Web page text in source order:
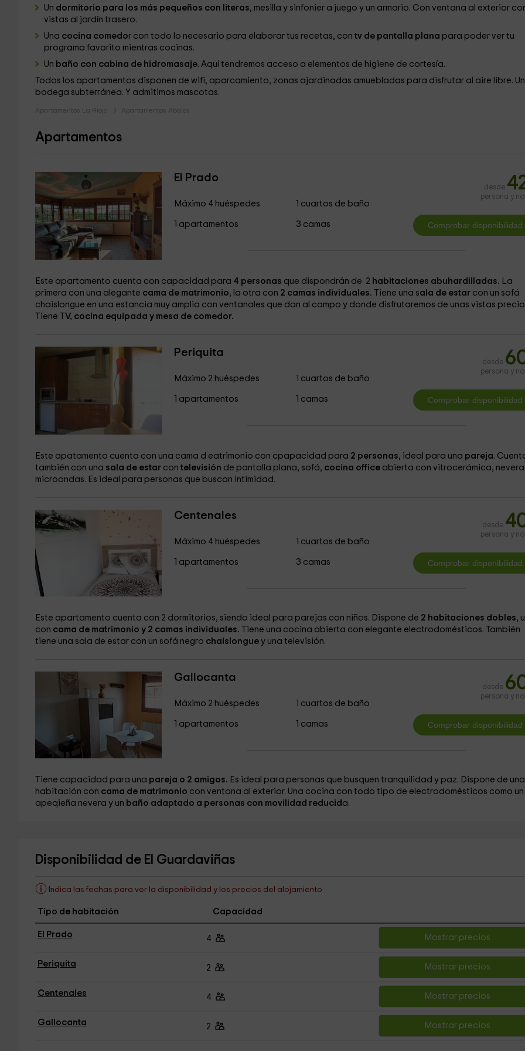
Un dormitorio para los más pequeños con literas, mesilla y sinfonier a juego y un armario. Con ventana al exterior
vistas al jardín trasero.
Una cocina comedor con todo lo necesario para elaborar tus recetas, con tv de pantalla plana para poder ver tu
programa favorito mientras cocinas.
Un baño con cabina de hidromasaje. Aquí tendremos acceso a elementos de higiene de cortesía.
Todos los apartamentos disponen de wifi, aparcamiento, zonas ajardinadas amuebladas para disfrutar al aire libre.
bodega subterránea. Y admitimos mascotas.
Apartamentos La Rioja Apartamentos Abalos
Apartamentos
El Prado
Máximo 4 huéspedes
1 apartamentos
1 cuartos de baño
3 camas
desde
persona y
Este apartamento cuenta con capacidad para 4 personas que dispondrán de 2 habitaciones abuhardilladas. La
primera con una alegante cama de matrimonio, la otra con 2 camas individuales. Tiene una sala de estar con un sofá
chaislongue en una estancia muy amplia con ventanales que dan al campo y donde disfrutaremos de unas vistas
Tiene T V, cocina equipada y mesa de comedor.
Periquita
Máximo 2 huéspedes
1 apartamentos
1 cuartos de baño
1 camas
desde
persona y
Este apatamento cuenta con una cama d eatrimonio con cpapacidad para 2 personas, ideal para una pareja.
también con una sala de estarcon televisión de pantalla plana, sofá, cocina office abierta con vitrocerámica, nevera
microondas. Es ideal para personas que buscan intimidad.
Centenales
Máximo 4 huéspedes
1 apartamentos
1 cuartos de baño
3 camas
desde
persona y
Este apartamento cuenta con 2 dormitorios, siendo ideal para parejas con niños. Dispone de 2 habitaciones dobles,
con cama de matrimonio y 2 camas individuales. Tiene una cocina abierta con elegante electrodomésticos. También
tiene una sala de estar con un sofá negro chaislongue y una televisión.
Gallocanta
Máximo 2 huéspedes
1 apartamentos
1 cuartos de baño
1 camas
desde
persona y
Tiene capacidad para una pareja o 2 amigos. Es ideal para personas que busquen tranquilidad y paz. Dispone de una
habitación con cama de matrimonio con ventana al exterior. Una cocina con todo tipo de electrodomésticos como un
apeqieña nevera y un baño adaptado a personas con movilidad reducid a.
Disponibilidad de El Guardaviñas
Indica las fechas para ver la disponibilidad y los precios del alojamiento
Tipo de habitación Capacidad
El Prado 4 Mostrar precios
Periquita 2 Mostrar precios
Centenales 4 Mostrar precios
Gallocanta 2 Mostrar precios